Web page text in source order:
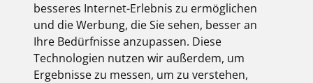
besseres Internet-Erlebnis zu ermöglichen
und die Werbung, die Sie sehen, besser an
Ihre Bedürfnisse anzupassen. Diese
Technologien nutzen wir außerdem, um
Ergebnisse zu messen, um zu verstehen,